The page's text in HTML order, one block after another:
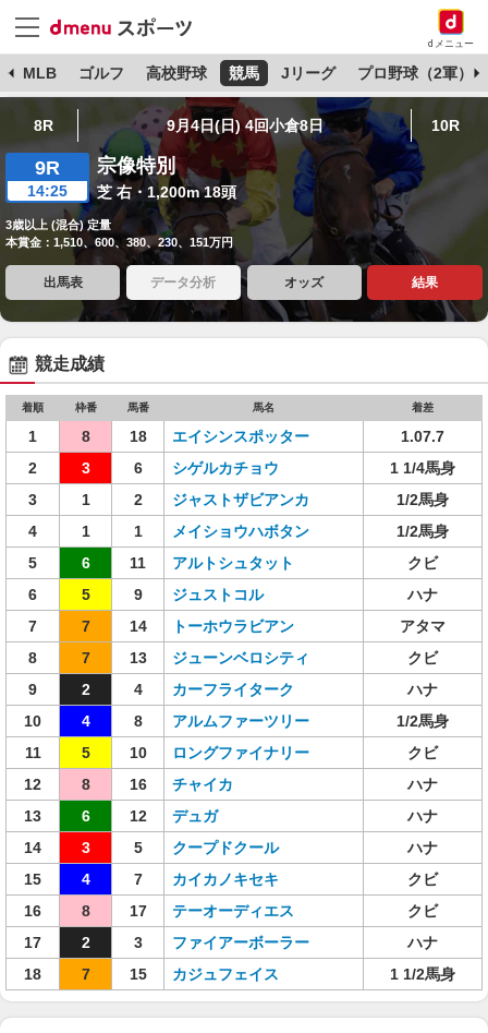
dメニュー
MLB ゴルフ 高校野球 競馬 Jリーグ プロ野球（2軍）
8R 9月4日(日) 4回小倉8日 10R
9R
14:25
宗像特別
芝 右・1,200m 18頭
3歳以上 (混合) 定量
本賞金：1,510、600、380、230、151万円
出馬表 データ分析 オッズ 結果
競走成績
着順 枠番 馬番 馬名 着差
1 8 18 エイシンスポッター
1.07.7
2
3 6 シゲルカチョウ
1 1/4馬身
3
1 2 ジャストザビアンカ
1/2馬身
4
1 1 メイショウハボタン
1/2馬身
5
6 11 アルトシュタット
クビ
6
5 9 ジュストコル
ハナ
7
7 14 トーホウラビアン
アタマ
8
7 13 ジューンベロシティ
クビ
9
2 4 カーフライターク
ハナ
10
4 8 アルムファーツリー
1/2馬身
11
5 10 ロングファイナリー
クビ
12
8 16 チャイカ
ハナ
13
6 12 デュガ
ハナ
14
3 5 クープドクール
ハナ
15
4 7 カイカノキセキ
クビ
16
8 17 テーオーディエス
クビ
17
2 3 ファイアーボーラー
ハナ
18
7 15 カジュフェイス 1 1/2馬身